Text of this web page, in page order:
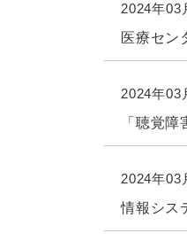
2024年03
医療セン
2024年03
「聴覚
2024年03
情報シス